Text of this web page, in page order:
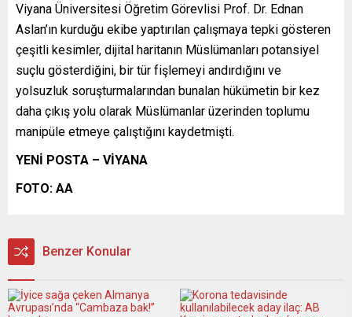
Viyana Üniversitesi Öğretim Görevlisi Prof. Dr. Ednan
Aslan’ın kurduğu ekibe yaptırılan çalışmaya tepki gösteren
çeşitli kesimler, dijital haritanın Müslümanları potansiyel
suçlu gösterdiğini, bir tür fişlemeyi andırdığını ve
yolsuzluk soruşturmalarından bunalan hükümetin bir kez
daha çıkış yolu olarak Müslümanlar üzerinden toplumu
manipüle etmeye çalıştığını kaydetmişti.
YENİ POSTA – VİYANA
FOTO: AA
Benzer Konular